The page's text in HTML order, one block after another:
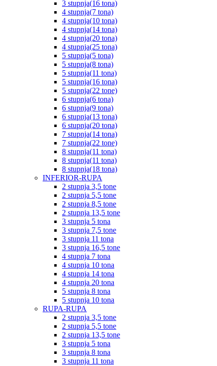
3 stupnja(16 tona)
4 stupnja(7 tona)
4 stupnja(10 tona)
4 stupnja(14 tona)
4 stupnja(20 tona)
4 stupnja(25 tona)
5 stupnja(5 tona)
5 stupnja(8 tona)
5 stupnja(11 tona)
5 stupnja(16 tona)
5 stupnja(22 tone)
6 stupnja(6 tona)
6 stupnja(9 tona)
6 stupnja(13 tona)
6 stupnja(20 tona)
7 stupnja(14 tona)
7 stupnja(22 tone)
8 stupnja(11 tona)
8 stupnja(11 tona)
8 stupnja(18 tona)
INFERIOR-RUPA
2 stupnja 3,5 tone
2 stupnja 5,5 tone
2 stupnja 8,5 tone
2 stupnja 13,5 tone
3 stupnja 5 tona
3 stupnja 7,5 tone
3 stupnja 11 tona
3 stupnja 16,5 tone
4 stupnja 7 tona
4 stupnja 10 tona
4 stupnja 14 tona
4 stupnja 20 tona
5 stupnja 8 tona
5 stupnja 10 tona
RUPA-RUPA
2 stupnja 3,5 tone
2 stupnja 5,5 tone
2 stupnja 13,5 tone
3 stupnja 5 tona
3 stupnja 8 tona
3 stupnja 11 tona